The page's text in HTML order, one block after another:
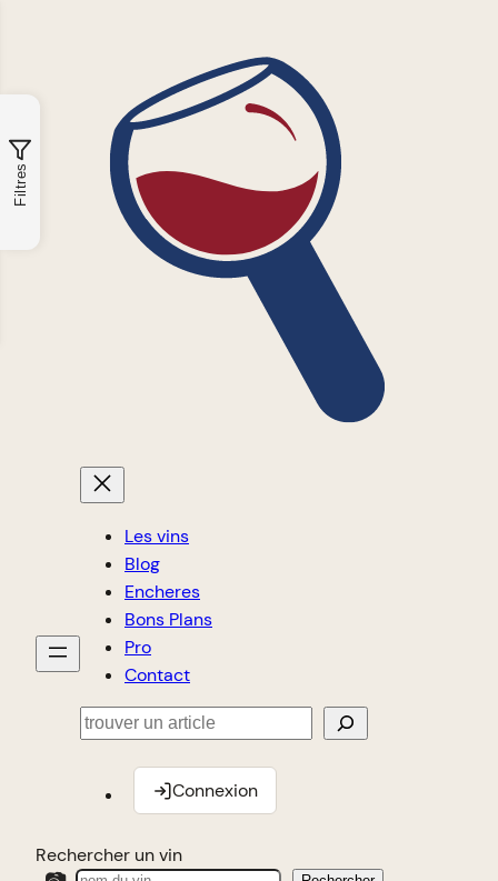
Les vins
Blog
Encheres
Bons Plans
Pro
Contact
Rechercher
Connexion
Rechercher un vin
Filtres